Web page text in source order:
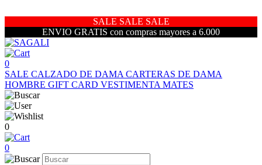
SALE SALE SALE
ENVIO GRATIS con compras mayores a 6.000
0
SALE CALZADO DE DAMA CARTERAS DE DAMA
HOMBRE GIFT CARD VESTIMENTA MATES
0
0